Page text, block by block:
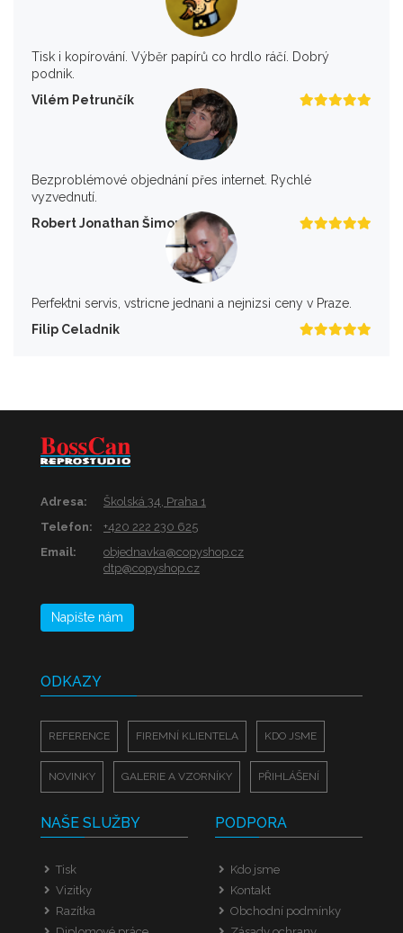
Tisk i kopírování. Výběr papírů co hrdlo ráčí. Dobrý
podnik.
Vilém Petrunčík
Bezproblémové objednání přes internet. Rychlé
vyzvednutí.
Robert Jonathan Šimon
Perfektni servis, vstricne jednani a nejnizsi ceny v Praze.
Filip Celadnik
Adresa:
Školská 34, Praha 1
Telefon:
+420 222 230 625
Email:
objednavka@copyshop.cz
dtp@copyshop.cz
Napište nám
ODKAZY
REFERENCE FIREMNÍ KLIENTELA KDO JSME
NOVINKY GALERIE A VZORNÍKY PŘIHLÁŠENÍ
NAŠE SLUŽBY
Tisk
Vizitky
Razítka
PODPORA
Kdo jsme
Kontakt
Obchodní podmínky